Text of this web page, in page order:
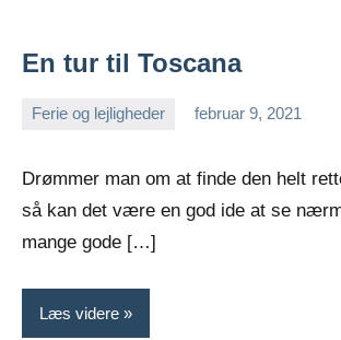
En tur til Toscana
Ferie og lejligheder februar 9, 2021
Drømmer man om at finde den helt
så kan det være en god ide at se
mange gode […]
Læs videre